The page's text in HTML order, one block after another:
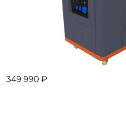
349 990 ₽